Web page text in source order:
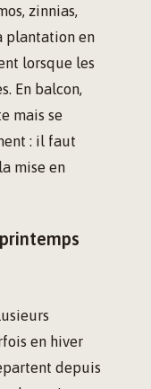
zinnias,
plantation en
lorsque les
En balcon,
mais se
: il faut
mise en
en hiver
depuis